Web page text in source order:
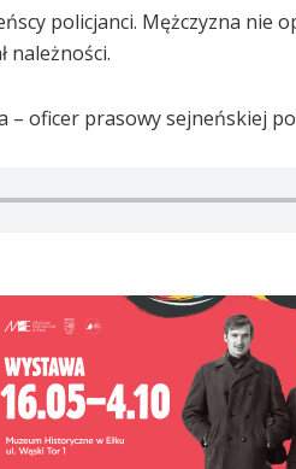
policjanci. Mężczyzna nie
należności.
– oficer prasowy sejneńskiej